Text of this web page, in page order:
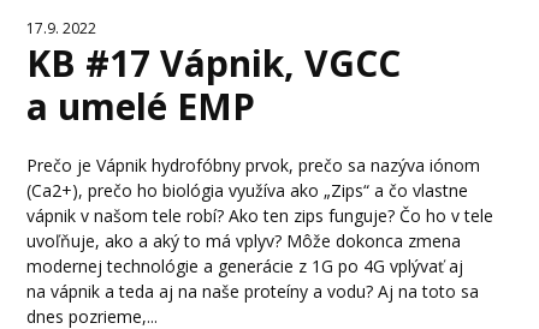
17.9. 2022
KB #17 Vápnik, VGCC
a umelé EMP
Prečo je Vápnik hydrofóbny prvok, prečo sa nazýva iónom
(Ca2+), prečo ho biológia využíva ako „Zips“ a čo vlastne
vápnik v našom tele robí? Ako ten zips funguje? Čo ho v tele
uvoľňuje, ako a aký to má vplyv? Môže dokonca zmena
modernej technológie a generácie z 1G po 4G vplývať aj
na vápnik a teda aj na naše proteíny a vodu? Aj na toto sa
dnes pozrieme,...